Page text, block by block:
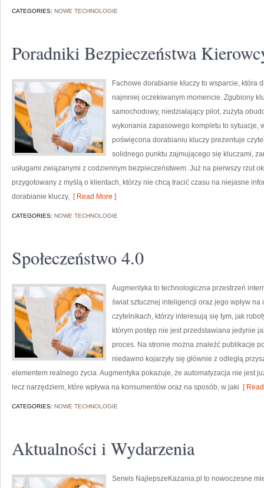
CATEGORIES: NOWE TECHNOLOGIE
Poradniki Bezpieczeństwa
Fachowe dorabianie kluczy to wsparcie, która
najmniej oczekiwanym momencie. Zgubiony
samochodowy, niedziałający pilot, zużyta
wykonania zapasowego kompletu to sytuacje,
poświęcona dorabianiu kluczy prezentuje
solidnego punktu zajmującego się kluczami,
usługami związanymi z codziennym bezpieczeństwem. Już na pierwszy rzut
przygotowany z myślą o klientach, którzy nie chcą tracić czasu na niejasne
dorabianie kluczy, [ Read More ]
CATEGORIES: NOWE TECHNOLOGIE
Społeczeństwo 4.0
Augmentyka to technologiczna przestrzeń
świat sztucznej inteligencji oraz jego wpływ na
czytelnikach, którzy interesują się tym, jak
którym postęp nie jest przedstawiana jedynie
proces. Na stronie można znaleźć publikacje
niedawno kojarzyły się głównie z odległą
elementem realnego życia. Augmentyka pokazuje, że automatyzacja nie jest
lecz narzędziem, które wpływa na konsumentów oraz na sposób, w jaki [
CATEGORIES: NOWE TECHNOLOGIE
Aktualności i Wydarzenia
Serwis NajlepszeKazania.pl to nowoczesne